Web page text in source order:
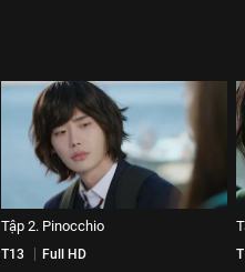
Tập 2. Pinocchio
T13 Full HD